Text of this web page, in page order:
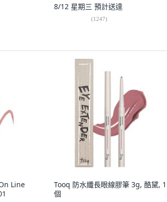
8/12 星期三 預計送達
(1247)
Line
Tooq 防水纖長眼線膠筆 3g, 酷黛, 1
個